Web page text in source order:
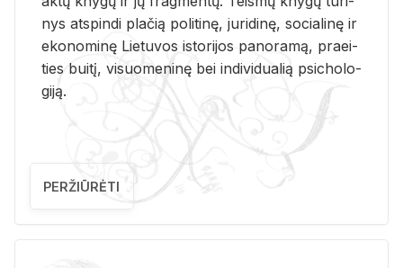
nys at­spin­di pla­čią po­li­ti­nę, ju­ri­di­nę, so­cia­li­nę ir
eko­no­mi­nę Lie­tu­vos is­to­ri­jos pa­no­ra­mą, pra­ei­
ties bui­tį, vi­suo­me­ni­nę bei in­di­vi­dua­lią psi­cho­lo­
gi­ją.
PERŽIŪRĖTI